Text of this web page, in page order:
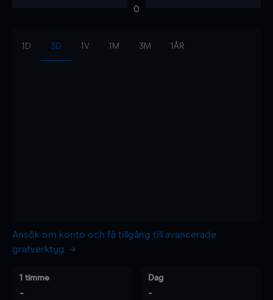
0
1D 3D 1V 1M 3M 1ÅR
Ansök om konto och få tillgång till avancerade
grafverktyg
1 timme
-
Dag
-